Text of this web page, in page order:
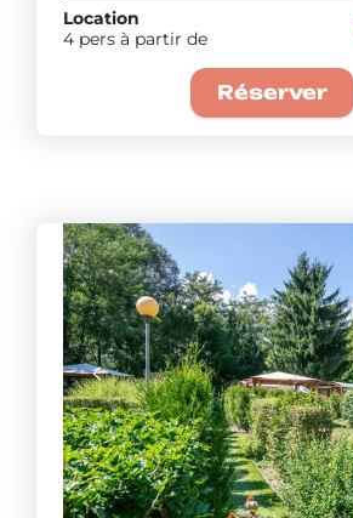
Location
4 pers à partir de
Réserver